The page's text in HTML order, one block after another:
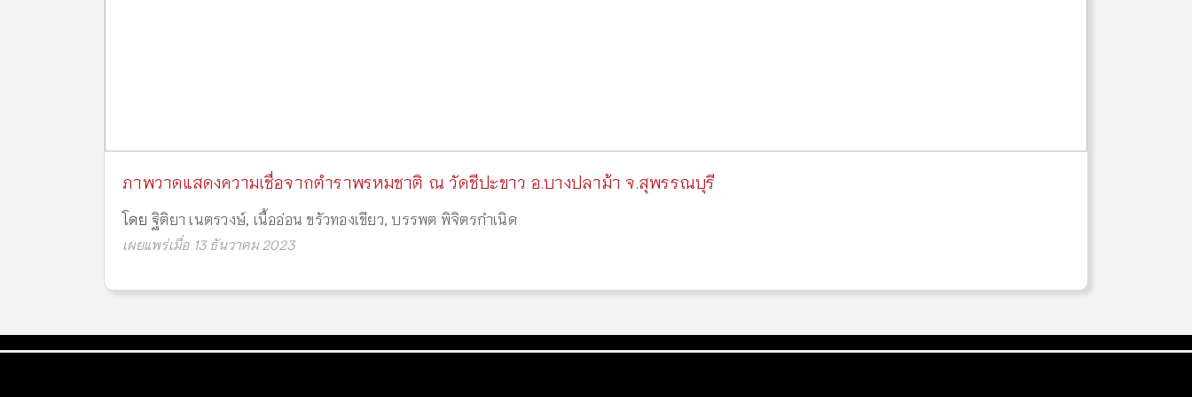
ภาพวาดแสดงความเชื่อจากตำราพรหมชาติ ณ วัดชีปะขาว อ.บางปลาม้า จ.สุพรรณบุรี
โดย ฐิติยา เนตรวงษ์ เนื้ออ่อน ขรัวทองเขียว, บรรพต พิจิตรกำเนิด
เผยแพร่เมื่อ 13 ธันวาคม 2023